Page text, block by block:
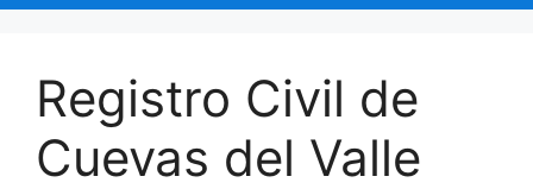
Registro Civil de
Cuevas del Valle